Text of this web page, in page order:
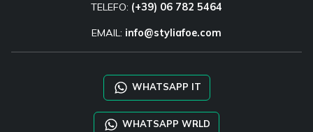
TELEFO: (+39) 06 782 5464
EMAIL: info@styliafoe.com
WHATSAPP IT
WHATSAPP WRLD